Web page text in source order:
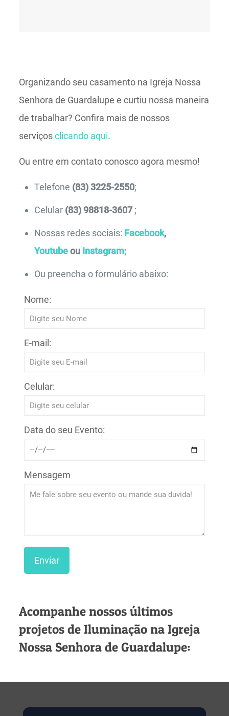
Organizando seu casamento na Igreja Nossa
Senhora de Guardalupe e curtiu nossa maneira
de trabalhar? Confira mais de nossos
serviçosclicando aqui.
Ou entre em contato conosco agora mesmo!
Telefone (83) 3225-2550;
Celular (83) 98818-3607 ;
Nossas redes sociais: Facebook,
Youtubeou Instagram;
Ou preencha o formulário abaixo:
Nome:
E-mail:
Celular:
Data do seu Evento:
Mensagem
Acompanhe nossos últimos
projetos de Iluminação na Igreja
Nossa Senhora de Guardalupe: